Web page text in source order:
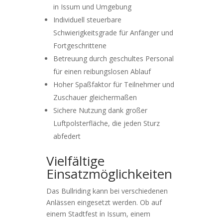
in Issum und Umgebung
Individuell steuerbare
Schwierigkeitsgrade für Anfänger und
Fortgeschrittene
Betreuung durch geschultes Personal
für einen reibungslosen Ablauf
Hoher Spaßfaktor für Teilnehmer und
Zuschauer gleichermaßen
Sichere Nutzung dank großer
Luftpolsterfläche, die jeden Sturz
abfedert
Vielfältige
Einsatzmöglichkeiten
Das Bullriding kann bei verschiedenen
Anlässen eingesetzt werden. Ob auf
einem Stadtfest in Issum, einem